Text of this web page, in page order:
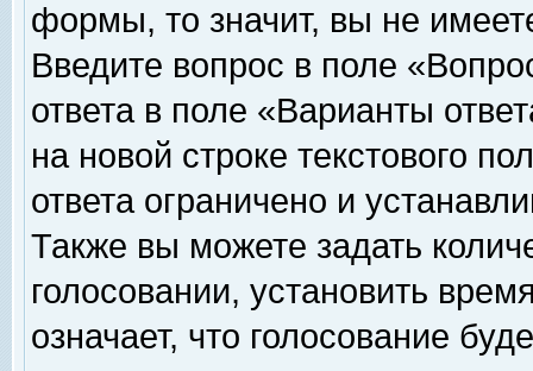
формы, то значит, вы не
Введите вопрос в поле
ответа в поле «Варианты
на новой строке текстового
ответа ограничено и
Также вы можете задать
голосовании, установить
означает, что голосование